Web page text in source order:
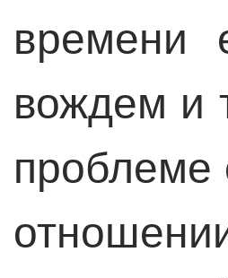
времени
вождем и
проблеме